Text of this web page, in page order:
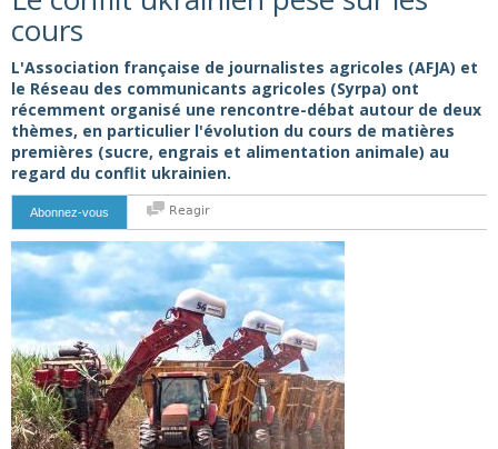
cours
L'Association française de journalistes agricoles (AFJA) et
le Réseau des communicants agricoles (Syrpa) ont
récemment organisé une rencontre-débat autour de deux
thèmes, en particulier l'évolution du cours de matières
premières (sucre, engrais et alimentation animale) au
regard du conflit ukrainien.
Abonnez-vous Reagir